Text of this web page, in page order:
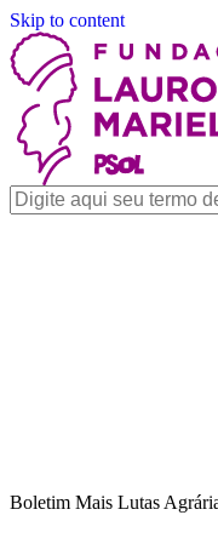
Skip to content
Boletim Mais Lutas